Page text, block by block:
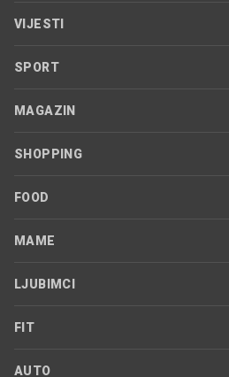
VIJESTI
SPORT
MAGAZIN
SHOPPING
FOOD
MAME
LJUBIMCI
FIT
AUTO